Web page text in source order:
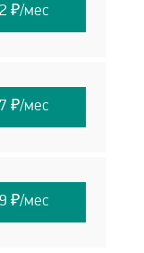
₽/мес
₽/мес
₽/мес